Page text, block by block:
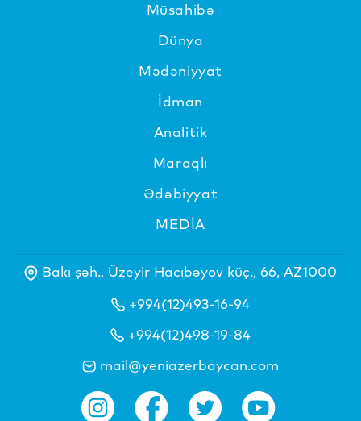
Müsahibə
Dünya
Mədəniyyat
İdman
Analitik
Maraqlı
Ədəbiyyat
MEDİA
Bakı şəh., Üzeyir Hacıbəyov küç., 66, AZ1000
+994(12)493-16-94
+994(12)498-19-84
mail@yeniazerbaycan.com